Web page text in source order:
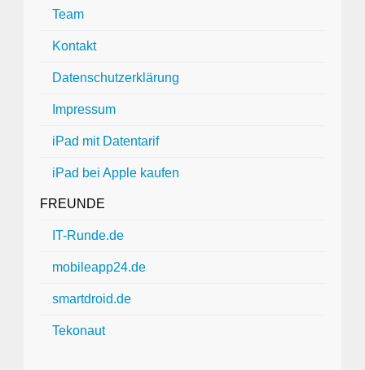
Team
Kontakt
Datenschutzerklärung
Impressum
iPad mit Datentarif
iPad bei Apple kaufen
FREUNDE
IT-Runde.de
mobileapp24.de
smartdroid.de
Tekonaut